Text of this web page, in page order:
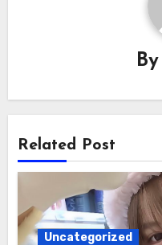
By
Related Post
Uncategorized